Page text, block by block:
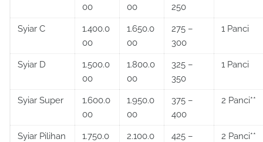
00
00
250
Syiar C
1.400.0
00
1.650.0
00
275 –
300
1 Panci
Syiar D
1.500.0
00
1.800.0
00
325 –
350
1 Panci
Syiar Super
1.600.0
00
1.950.0
00
375 –
400
2 Panci**
Syiar Pilihan
1.750.0
2.100.0
425 –
2 Panci**